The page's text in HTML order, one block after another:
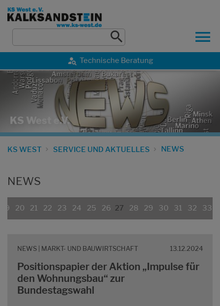
Technische Beratung
KS West e.V.
KS WEST SERVICE UND AKTUELLES NEWS
NEWS
19 20 21 22 23 24 25 26 27 28 29 30 31 32 33
NEWS | MARKT- UND BAUWIRTSCHAFT 13.12.2024
Positionspapier der Aktion „Impulse für
den Wohnungsbau“ zur
Bundestagswahl